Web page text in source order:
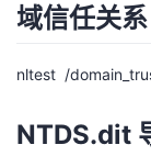
动
关
注
的
开
发
我
的
Programs
我
的
域信任关系
nltest /
NTDS.dit